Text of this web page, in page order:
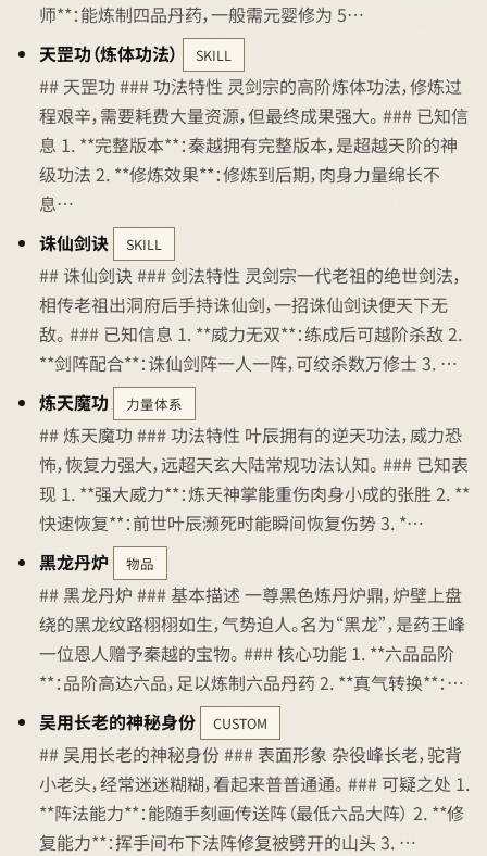
师**：能炼制四品丹药，一般需元婴修为 5…
天罡功（炼体功法）
SKILL
## 天罡功 ### 功法特性 灵剑宗的高阶炼体功法，修炼过
程艰辛，需要耗费大量资源，但最终成果强大。 ### 已知信
息 1. **完整版本**：秦越拥有完整版本，是超越天阶的神
级功法 2. **修炼效果**：修炼到后期，肉身力量绵长不
息…
诛仙剑诀
SKILL
## 诛仙剑诀 ### 剑法特性 灵剑宗一代老祖的绝世剑法，
相传老祖出洞府后手持诛仙剑，一招诛仙剑诀便天下无
敌。 ### 已知信息 1. **威力无双**：练成后可越阶杀敌 2.
**剑阵配合**：诛仙剑阵一人一阵，可绞杀数万修士 3. …
炼天魔功
力量体系
## 炼天魔功 ### 功法特性 叶辰拥有的逆天功法，威力恐
怖，恢复力强大，远超天玄大陆常规功法认知。 ### 已知表
现 1. **强大威力**：炼天神掌能重伤肉身小成的张胜 2. **
快速恢复**：前世叶辰濒死时能瞬间恢复伤势 3. *…
黑龙丹炉
物品
## 黑龙丹炉 ### 基本描述 一尊黑色炼丹炉鼎，炉壁上盘
绕的黑龙纹路栩栩如生，气势迫人。名为“黑龙”，是药王峰
一位恩人赠予秦越的宝物。 ### 核心功能 1. **六品品阶
**：品阶高达六品，足以炼制六品丹药 2. **真气转换**：…
吴用长老的神秘身份
CUSTOM
## 吴用长老的神秘身份 ### 表面形象 杂役峰长老，驼背
小老头，经常迷迷糊糊，看起来普普通通。 ### 可疑之处 1.
**阵法能力**：能随手刻画传送阵（最低六品大阵） 2. **修
复能力**：挥手间布下法阵修复被劈开的山头 3. …